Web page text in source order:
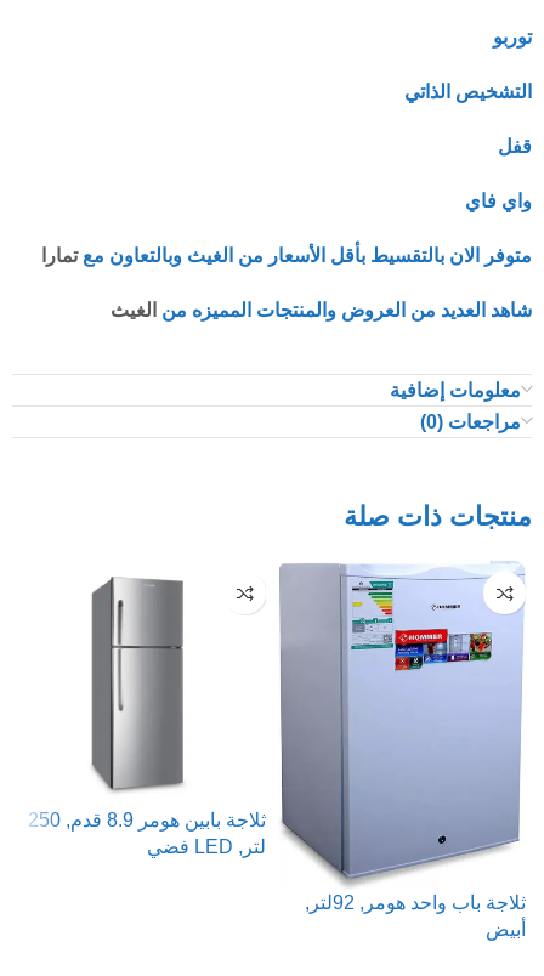
توربو
التشخيص الذاتي
قفل
واي فاي
متوفر الان بالتقسيط بأقل الأسعار من الغيث وبالتعاون معتمارا
شاهد العديد من العروض والمنتجات المميزه من الغيث
معلومات إضافية
مراجعات (0)
منتجات ذات صلة
ثلاجة باب واحد هومر, 92لتر,
أبيض
ثلاجة بابين هومر 8.9 قدم, 250
لتر, LED فضي